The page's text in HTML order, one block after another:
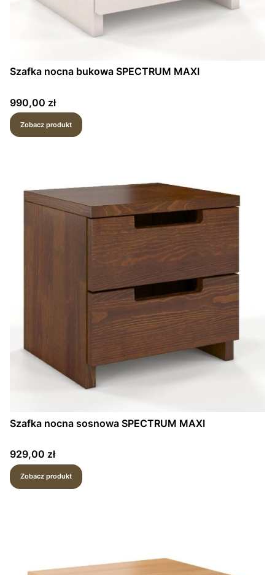
Szafka nocna bukowa SPECTRUM MAXI
Cena
990,00 zł
Zobacz produkt
Szafka nocna sosnowa SPECTRUM MAXI
Cena
929,00 zł
Zobacz produkt